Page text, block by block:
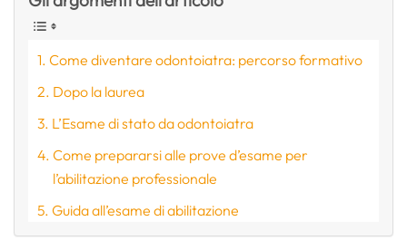
Come diventare odontoiatra: percorso formativo
Dopo la laurea
L’Esame di stato da odontoiatra
Come prepararsi alle prove d’esame per
l’abilitazione professionale
Guida all’esame di abilitazione